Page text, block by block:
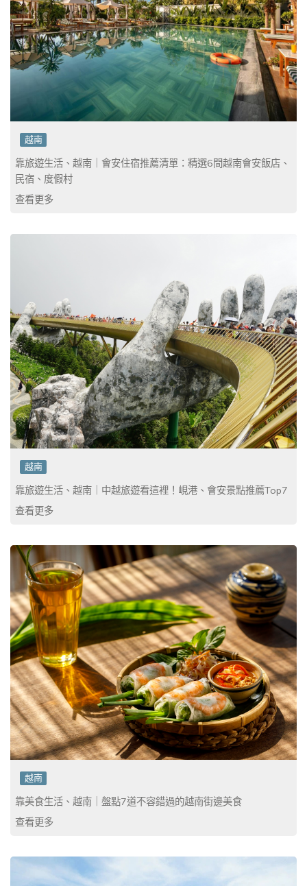
越南
靠旅遊生活、越南｜會安住宿推薦清單：精選6間越南會安飯店、
民宿、度假村
查看更多
越南
靠旅遊生活、越南｜中越旅遊看這裡！峴港、會安景點推薦Top7
查看更多
越南
靠美食生活、越南｜盤點7道不容錯過的越南街邊美食
查看更多